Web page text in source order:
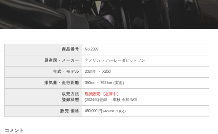
商品番号 No 2389
原産国・メーカー アメリカ ・ ハーレーダビッドソン
年式・モデル 2024年 ・ X350
排気量・走行距離 350cc ・ 793 km (実走)
販売方法
登録状態
現状販売 【在庫中】
(2024年)登録 ・ 車検 令和 9/05
販売 価格 450,000 円 (495,000 円 税込)
コメント